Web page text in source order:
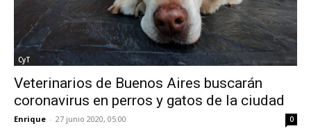
CyT
Veterinarios de Buenos Aires buscarán
coronavirus en perros y gatos de la ciudad
Enrique - 27 junio 2020, 05:00 0